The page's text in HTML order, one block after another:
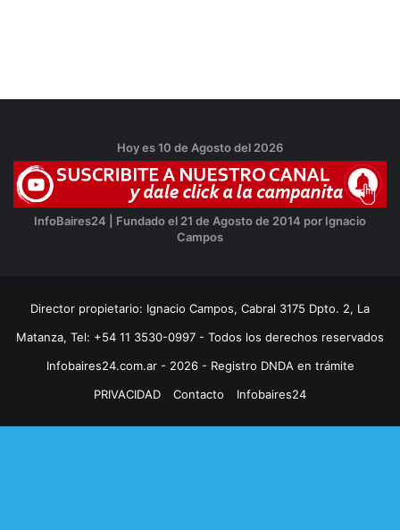
Hoy es 10 de Agosto del 2026
InfoBaires24 | Fundado el 21 de Agosto de 2014 por Ignacio
Campos
Director propietario: Ignacio Campos, Cabral 3175 Dpto. 2, La
Matanza, Tel: +54 11 3530-0997 - Todos los derechos reservados
Infobaires24.com.ar - 2026 - Registro DNDA en trámite
PRIVACIDAD
Contacto Infobaires24